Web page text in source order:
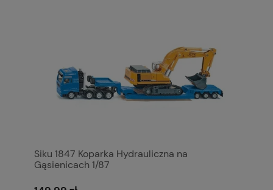
Siku 1847 Koparka Hydrauliczna na
Gąsienicach 1/87